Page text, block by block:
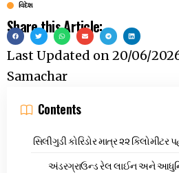
વિદેશ
Share this Article:
Last Updated on20/06/
Samachar
Contents
સિલીગુડી કોરિડોર માત્ર ૨૨ કિલોમીટર
અંડરગ્રાઉન્ડ રેલ લાઈન અને